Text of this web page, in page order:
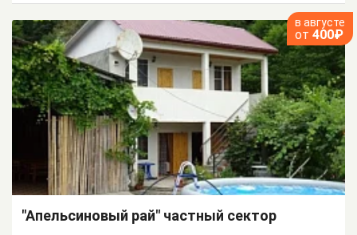
в августе
от 400₽
"Апельсиновый рай" частный сектор